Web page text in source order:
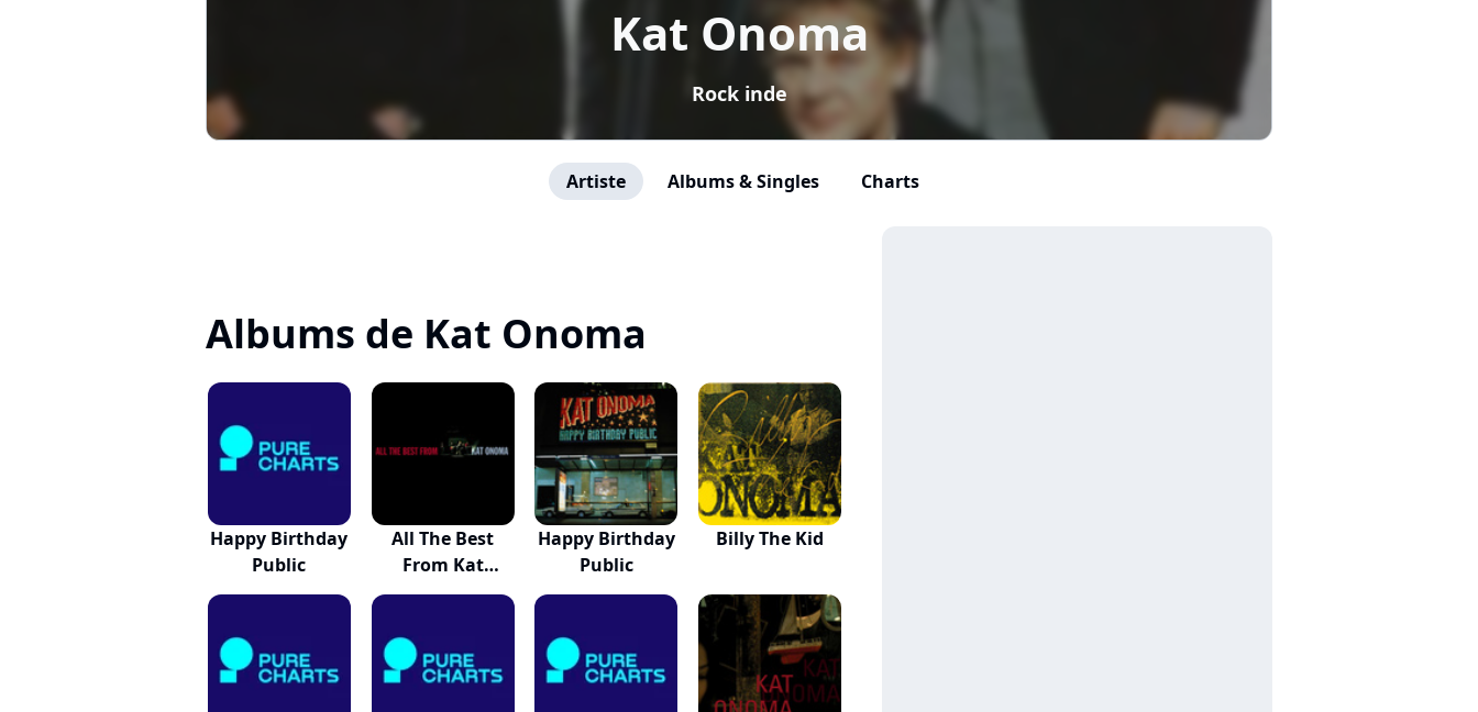
Kat Onoma
Rock inde
Artiste Albums & Singles Charts
Albums de Kat Onoma
Happy Birthday
Public
All The Best
From Kat
Onoma
Happy Birthday
Public
Billy The Kid